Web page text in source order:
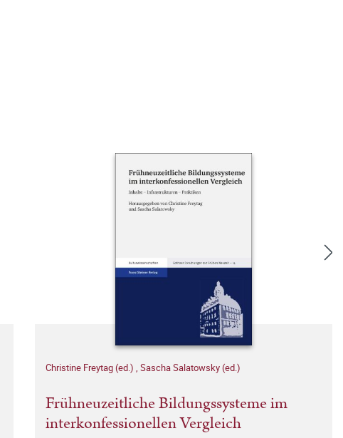
Christine Freytag (ed.) , Sascha Salatowsky (ed.)
Frühneuzeitliche Bildungssysteme im
interkonfessionellen Vergleich